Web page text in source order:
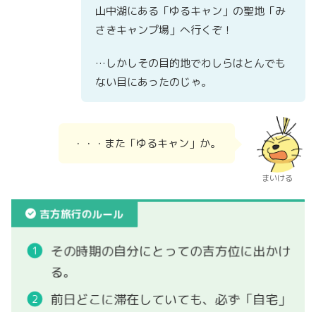
山中湖にある「ゆるキャン」の聖地「み
さきキャンプ場」へ行くぞ！
…しかしその目的地でわしらはとんでも
ない目にあったのじゃ。
・・・また「ゆるキャン」か。
まいける
吉方旅行のルール
その時期の自分にとっての吉方位に出かけ
る。
前日どこに滞在していても、必ず「自宅」